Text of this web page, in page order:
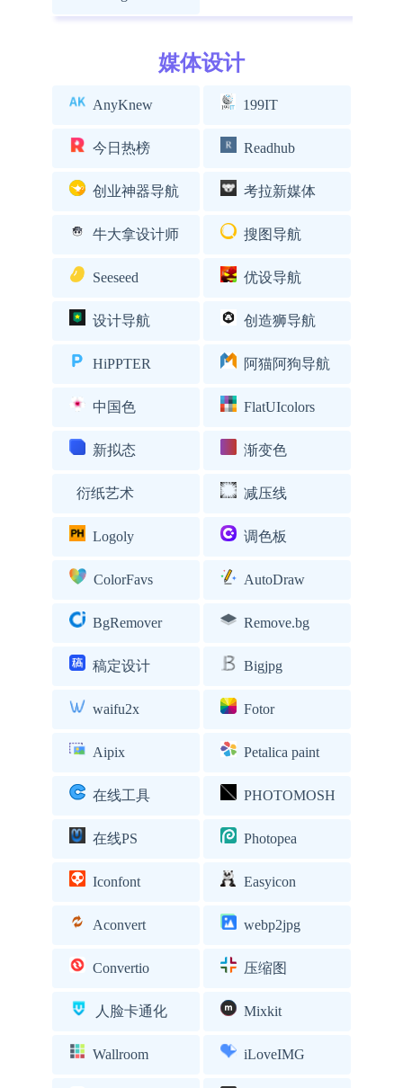
媒体设计
AnyKnew 199IT
今日热榜 Readhub
创业神器导航 考拉新媒体
牛大拿设计师 搜图导航
Seeseed 优设导航
设计导航 创造狮导航
HiPPTER 阿猫阿狗导航
中国色 FlatUIcolors
新拟态 渐变色
衍纸艺术 减压线
Logoly 调色板
ColorFavs AutoDraw
BgRemover Remove.bg
稿定设计 Bigjpg
waifu2x Fotor
Aipix Petalica paint
在线工具 PHOTOMOSH
在线PS Photopea
Iconfont Easyicon
Aconvert webp2jpg
Convertio 压缩图
人脸卡通化 Mixkit
Wallroom iLoveIMG